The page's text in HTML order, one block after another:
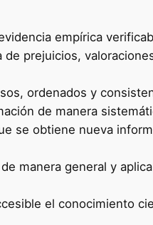
empírica
prejuicios,
ordenados y
de manera
se obtiene nueva
manera general y
el conocimiento